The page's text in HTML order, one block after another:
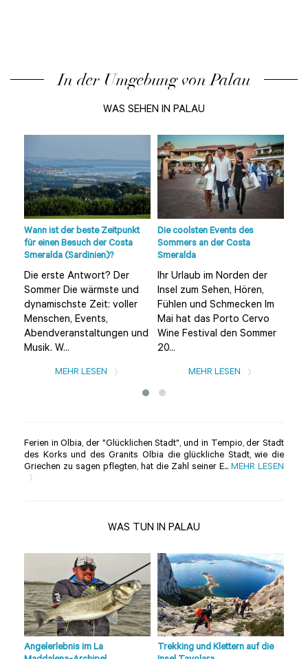
In der Umgebung von Palau
WAS SEHEN IN PALAU
Wann ist der beste Zeitpunkt
für einen Besuch der Costa
Smeralda (Sardinien)?
Die erste Antwort? Der
Sommer Die wärmste und
dynamischste Zeit: voller
Menschen, Events,
Abendveranstaltungen und
Musik. W...
MEHR LESEN
Die coolsten Events des
Sommers an der Costa
Smeralda
Ihr Urlaub im Norden der
Insel zum Sehen, Hören,
Fühlen und Schmecken Im
Mai hat das Porto Cervo
Wine Festival den Sommer
20...
MEHR LESEN
Ferien in Olbia, der "Glücklichen Stadt", und in Tempio, der Stadt
des Korks und des Granits Olbia die glückliche Stadt, wie die
Griechen zu sagen pflegten, hat die Zahl seiner E... MEHR LESEN
WAS TUN IN PALAU
Angelerlebnis im La
Trekking und Klettern auf die